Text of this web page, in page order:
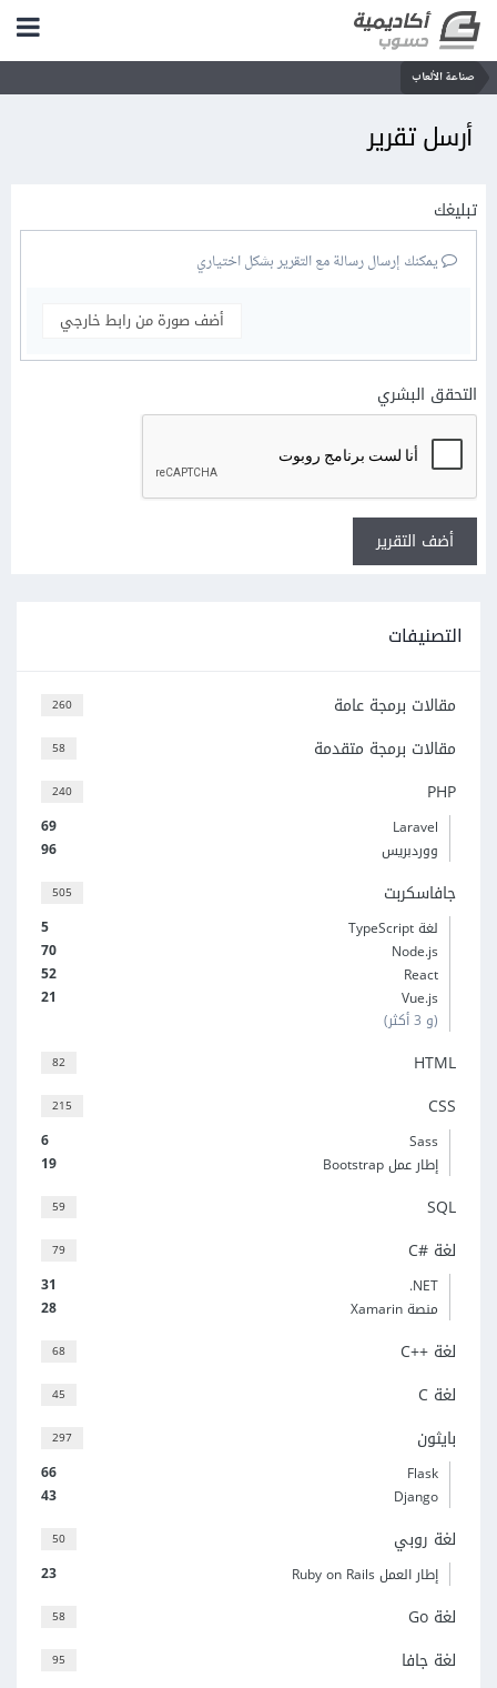
صناعة الألعاب
أرسل تقرير
تبليغك
يمكنك إرسال رسالة مع التقرير بشكل اختياري
أضف صورة من رابط خارجي
التحقق البشري
أضف التقرير
التصنيفات
260 مقالات برمجة عامة
58 مقالات برمجة متقدمة
240 PHP
69
Laravel
96
ووردبريس
505 جافاسكربت
5
لغة TypeScript
70
Node.js
52
React
21
Vue.js
(و 3 أكثر)
82 HTML
215 CSS
6
Sass
19
إطار عمل Bootstrap
59 SQL
79 لغة C#‎
31
‎.NET
28
منصة Xamarin
68 لغة C++‎
45 لغة C
297 بايثون
66
Flask
43
Django
50 لغة روبي
23 إطار العمل Ruby on Rails
58 لغة Go
95 لغة جافا